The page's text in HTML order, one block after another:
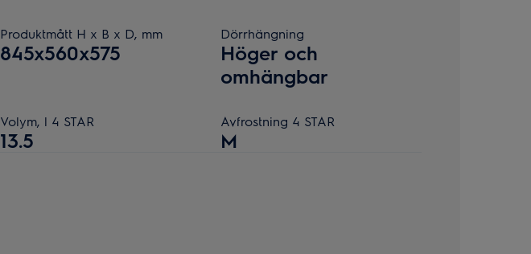
Produktmått H x B x D, mm
845x560x575
Dörrhängning
Höger och
omhängbar
Volym, l 4 STAR
13.5
Avfrostning 4 STAR
M